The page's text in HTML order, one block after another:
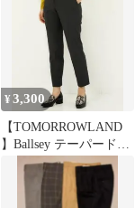
¥3,300
【TOMORROWLAND
】Ballsey テーパードパ
ンツ